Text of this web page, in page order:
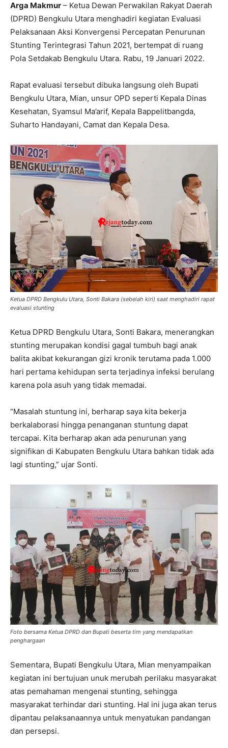
Arga Makmur – Ketua Dewan Perwakilan Rakyat Daerah
(DPRD) Bengkulu Utara menghadiri kegiatan Evaluasi
Pelaksanaan Aksi Konvergensi Percepatan Penurunan
Stunting Terintegrasi Tahun 2021, bertempat di ruang
Pola Setdakab Bengkulu Utara. Rabu, 19 Januari 2022.
Rapat evaluasi tersebut dibuka langsung oleh Bupati
Bengkulu Utara, Mian, unsur OPD seperti Kepala Dinas
Kesehatan, Syamsul Ma’arif, Kepala Bappelitbangda,
Suharto Handayani, Camat dan Kepala Desa.
Ketua DPRD Bengkulu Utara, Sonti Bakara (sebelah kiri) saat menghadiri rapat
evaluasi stunting
Ketua DPRD Bengkulu Utara, Sonti Bakara, menerangkan
stunting merupakan kondisi gagal tumbuh bagi anak
balita akibat kekurangan gizi kronik terutama pada 1.000
hari pertama kehidupan serta terjadinya infeksi berulang
karena pola asuh yang tidak memadai.
“Masalah stuntung ini, berharap saya kita bekerja
berkalaborasi hingga penanganan stuntung dapat
tercapai. Kita berharap akan ada penurunan yang
signifikan di Kabupaten Bengkulu Utara bahkan tidak ada
lagi stunting,” ujar Sonti.
Foto bersama Ketua DPRD dan Bupati beserta tim yang mendapatkan
penghargaan
Sementara, Bupati Bengkulu Utara, Mian menyampaikan
kegiatan ini bertujuan unuk merubah perilaku masyarakat
atas pemahaman mengenai stunting, sehingga
masyarakat terhindar dari stunting. Hal ini juga akan terus
dipantau pelaksanaannya untuk menyatukan pandangan
dan persepsi.